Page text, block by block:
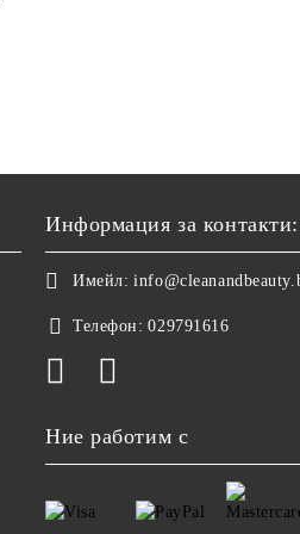
Информация за контакти:
Имейл:
Телефон: 029791616
Ние работим с